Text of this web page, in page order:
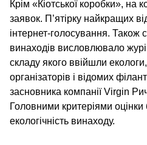
Крім «Кіотської коробки», на
заявок. П’ятірку найкращих
інтернет-голосування.
винаходів висловлювало
складу якого ввійшли
організаторів і відомих
засновника компанії Virgin
Головними критеріями оцінки
екологічність винаходу.